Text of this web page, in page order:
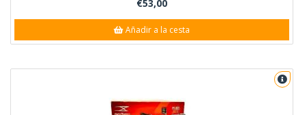
€53,00
Añadir a la cesta